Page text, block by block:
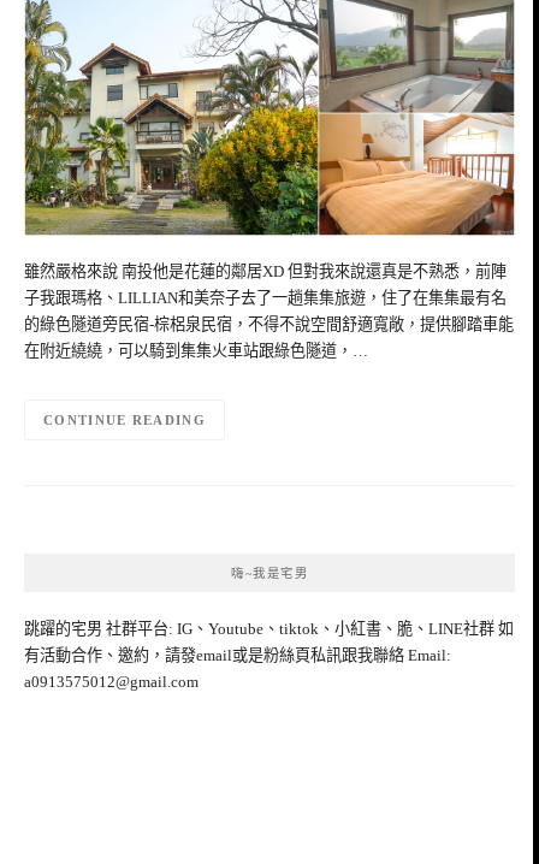
雖然嚴格來說 南投他是花蓮的鄰居XD 但對我來說還真是不熟悉，前陣
子我跟瑪格、LILLIAN和美奈子去了一趟集集旅遊，住了在集集最有名
的綠色隧道旁民宿-棕梠泉民宿，不得不說空間舒適寬敞，提供腳踏車能
在附近繞繞，可以騎到集集火車站跟綠色隧道，…
CONTINUE READING
嗨~我是宅男
跳躍的宅男 社群平台: IG、Youtube、tiktok、小紅書、脆、LINE社群 如
有活動合作、邀約，請發email或是粉絲頁私訊跟我聯絡 Email:
a0913575012@gmail.com